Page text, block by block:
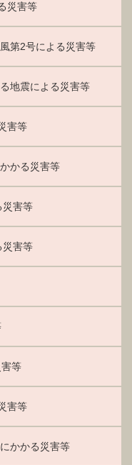
災害等
第2号による災害等
地震による災害等
害等
かる災害等
災害等
災害等
等
害等
かかる災害等